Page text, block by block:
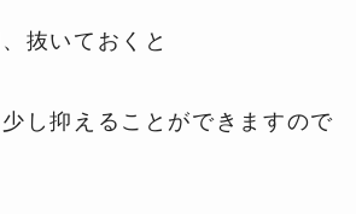
抜いておくと
し抑えることができますので